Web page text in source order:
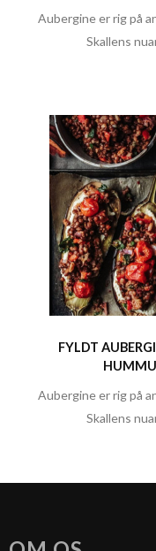
Aubergine er rig på
Skallens
FYLDT
Aubergine er rig på
Skallens